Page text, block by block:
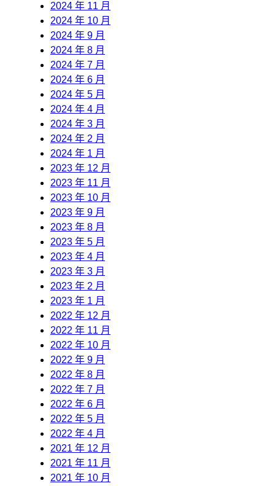
2024 年 11 月
2024 年 10 月
2024 年 9 月
2024 年 8 月
2024 年 7 月
2024 年 6 月
2024 年 5 月
2024 年 4 月
2024 年 3 月
2024 年 2 月
2024 年 1 月
2023 年 12 月
2023 年 11 月
2023 年 10 月
2023 年 9 月
2023 年 8 月
2023 年 5 月
2023 年 4 月
2023 年 3 月
2023 年 2 月
2023 年 1 月
2022 年 12 月
2022 年 11 月
2022 年 10 月
2022 年 9 月
2022 年 8 月
2022 年 7 月
2022 年 6 月
2022 年 5 月
2022 年 4 月
2021 年 12 月
2021 年 11 月
2021 年 10 月